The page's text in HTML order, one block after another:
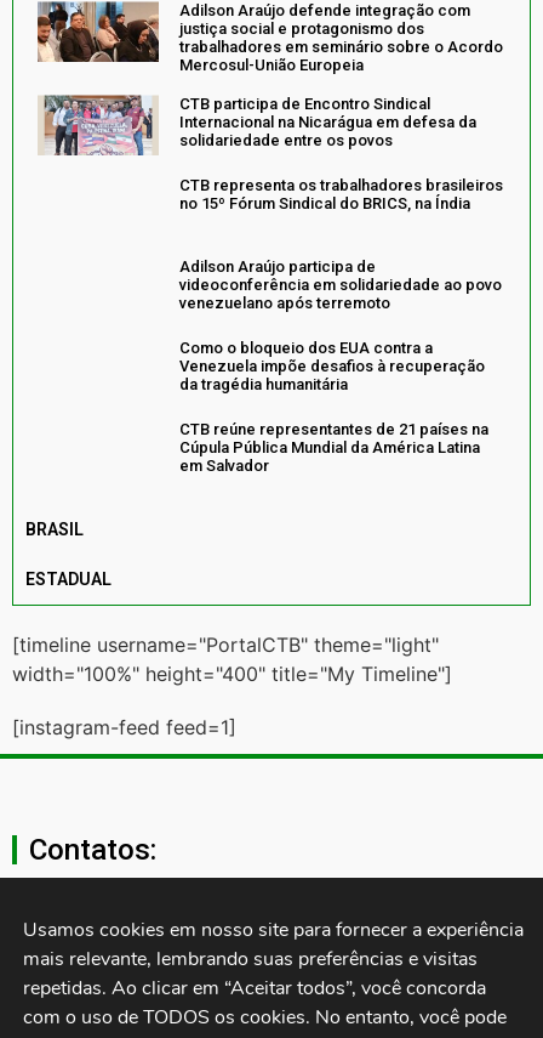
Adilson Araújo defende integração com
justiça social e protagonismo dos
trabalhadores em seminário sobre o Acordo
Mercosul-União Europeia
CTB participa de Encontro Sindical
Internacional na Nicarágua em defesa da
solidariedade entre os povos
CTB representa os trabalhadores brasileiros
no 15º Fórum Sindical do BRICS, na Índia
Adilson Araújo participa de
videoconferência em solidariedade ao povo
venezuelano após terremoto
Como o bloqueio dos EUA contra a
Venezuela impõe desafios à recuperação
da tragédia humanitária
CTB reúne representantes de 21 países na
Cúpula Pública Mundial da América Latina
em Salvador
BRASIL
ESTADUAL
[timeline username="PortalCTB" theme="light"
width="100%" height="400" title="My Timeline"]
[instagram-feed feed=1]
Contatos:
secgeral@ctb.org.br
11 3874-0040
Rua Cardoso de Almeida, 1843, Sumaré São Paulo - SP -
Usamos cookies em nosso site para fornecer a experiência
mais relevante, lembrando suas preferências e visitas
repetidas. Ao clicar em “Aceitar todos”, você concorda
com o uso de TODOS os cookies. No entanto, você pode